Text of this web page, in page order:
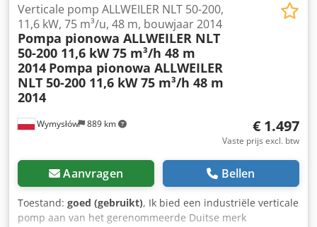
Wymysłów 889 km
Verticale pomp ALLWEILER NLT 50-200,
11,6 kW, 75 m³/u, 48 m, bouwjaar 2014
Pompa pionowa ALLWEILER NLT
50-200 11,6 kW 75 m³/h 48 m
2014 Pompa pionowa ALLWEILER
NLT 50-200 11,6 kW 75 m³/h 48 m
2014
€ 1.497
Vaste prijs excl. btw
Aanvragen Bellen
Toestand: goed (gebruikt), Ik bied een industriële verticale
pomp aan van het gerenommeerde Duitse merk